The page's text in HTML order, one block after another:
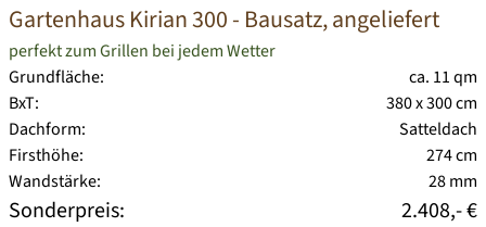
Gartenhaus Kirian 300- Bausatz, angeliefert
perfekt zum Grillen bei jedem Wetter
Grundfläche:
ca. 11 qm
BxT:
380 x 300 cm
Dachform:
Satteldach
Firsthöhe:
274 cm
Wandstärke:
28 mm
Sonderpreis: 2.408,- €